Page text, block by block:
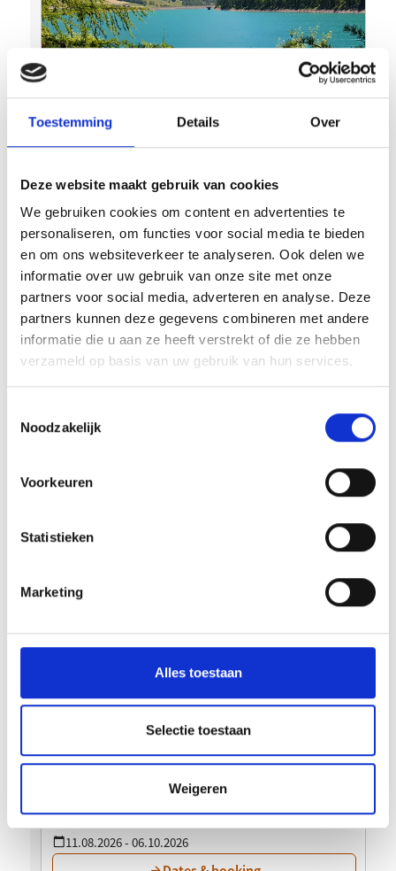
Toestemming Details Over
Deze website maakt gebruik van cookies
We gebruiken cookies om content en advertenties te
personaliseren, om functies voor social media te bieden
en om ons websiteverkeer te analyseren. Ook delen we
informatie over uw gebruik van onze site met onze
partners voor social media, adverteren en analyse. Deze
partners kunnen deze gegevens combineren met andere
informatie die u aan ze heeft verstrekt of die ze hebben
verzameld op basis van uw gebruik van hun services.
Noodzakelijk
Voorkeuren
Statistieken
Marketing
Alles toestaan
Selectie toestaan
Weigeren